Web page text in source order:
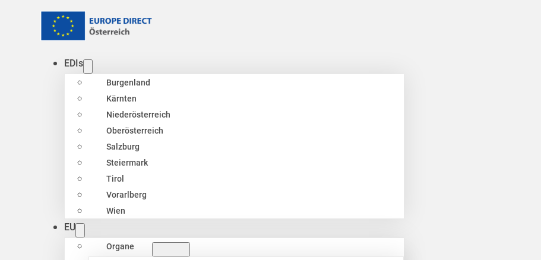
EDIs
Burgenland
Kärnten
Niederösterreich
Oberösterreich
Salzburg
Steiermark
Tirol
Vorarlberg
Wien
EU
Organe